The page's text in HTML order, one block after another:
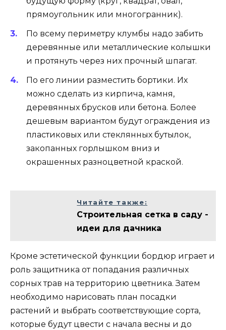
прямоугольник или многогранник).
По всему периметру клумбы надо забить
деревянные или металлические колышки
и протянуть через них прочный шпагат.
По его линии разместить бортики. Их
можно сделать из кирпича, камня,
деревянных брусков или бетона. Более
дешевым вариантом будут ограждения из
пластиковых или стеклянных бутылок,
закопанных горлышком вниз и
окрашенных разноцветной краской.
Читайте также:
Строительная сетка в саду -
идеи для дачника
Кроме эстетической функции бордюр играет и
роль защитника от попадания различных
сорных трав на территорию цветника. Затем
необходимо нарисовать план посадки
растений и выбрать соответствующие сорта,
которые будут цвести с начала весны и до